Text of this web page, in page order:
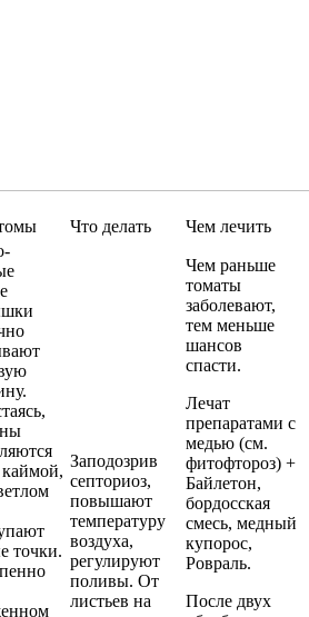
Что делать Чем лечить
точки.
Заподозрив
септориоз,
повышают
температуру
воздуха,
регулируют
поливы. От
листьев на
Чем раньше
томаты
заболевают,
тем меньше
шансов
спасти.
Лечат
препаратами с
медью (см.
фитофтороз) +
Байлетон,
бордосская
смесь, медный
купорос,
Ровраль.
После двух